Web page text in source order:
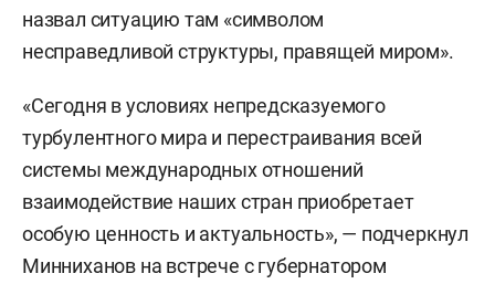
назвал ситуацию там «символом
несправедливой структуры, правящей миром».
«Сегодня в условиях непредсказуемого
турбулентного мира и перестраивания всей
системы международных отношений
взаимодействие наших стран приобретает
особую ценность и актуальность», — подчеркнул
Минниханов на встрече с губернатором